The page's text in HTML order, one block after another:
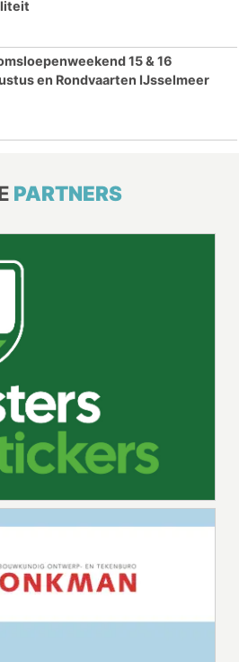
15 & 16
en Rondvaarten IJsselmeer
PARTNERS